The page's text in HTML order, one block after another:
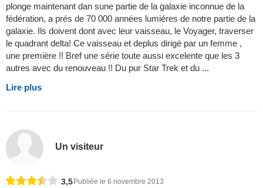
plonge maintenant dan sune partie de la galaxie inconnue de la
fédération, a prés de 70 000 années lumiéres de notre partie de la
galaxie. Ils doivent dont avec leur vaisseau, le Voyager, traverser
le quadrant delta! Ce vaisseau et deplus dirigé par un femme ,
une première !! Bref une série toute aussi excelente que les 3
autres avec du renouveau !! Du pur Star Trek et du ...
Lire plus
Un visiteur
3,5 Publiée le 6 novembre 2013